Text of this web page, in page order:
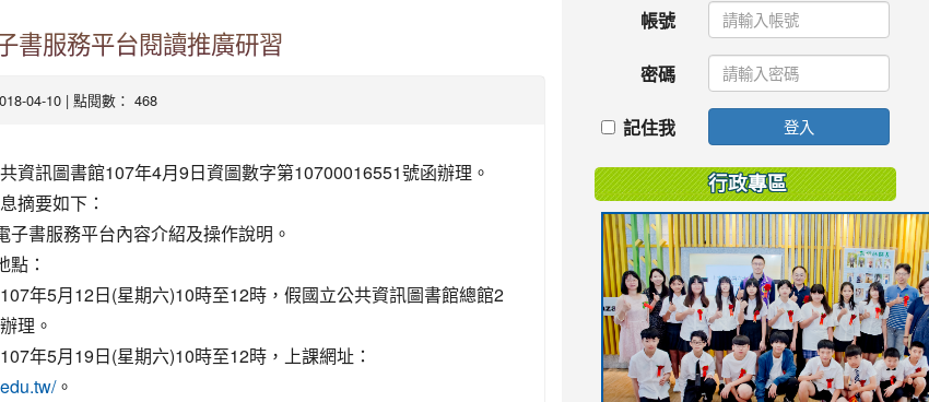
書服務平台閱讀推廣研習
04-10 | 點閱數： 468
資訊圖書館107年4月9日資圖數字第10700016551號函辦理。
摘要如下：
子書服務平台內容介紹及操作說明。
點：
年5月12日(星期六)10時至12時，假國立公共資訊圖書館總館2
理。
年5月19日(星期六)10時至12時，上課網址：
。
帳號
密碼
記住我 登入
行政專區